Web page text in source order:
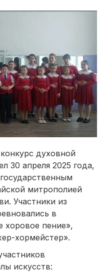
духовной
30 апреля 2025 года,
митрополией
Участники из
в
хоровое пение»,
хормейстер».
искусств: